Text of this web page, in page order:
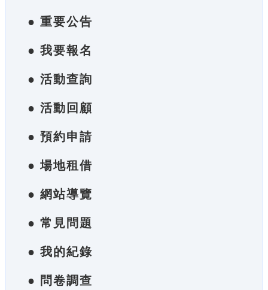
● 重要公告
● 我要報名
● 活動查詢
● 活動回顧
● 預約申請
● 場地租借
● 網站導覽
● 常見問題
● 我的紀錄
● 問卷調查